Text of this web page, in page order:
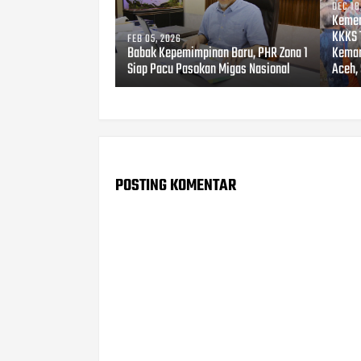
FEB 05, 2026
Babak Kepemimpinan Baru, PHR Zona 1
Siap Pacu Pasokan Migas Nasional
DEC
POSTING KOMENTAR